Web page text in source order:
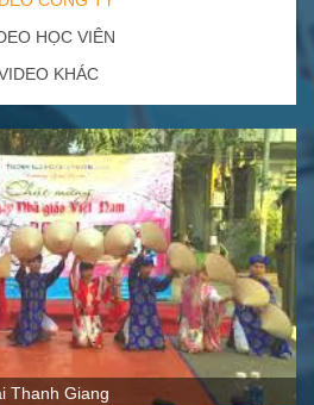
HỌC VIÊN
KHÁC
tại Thanh Giang